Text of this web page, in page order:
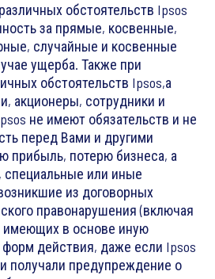
обстоятельств Ipsos
за прямые, косвенные,
случайные и косвенные
ущерба. Также при
обстоятельств Ipsos,а
акционеры, сотрудники и
не имеют обязательств и не
перед Вами и другими
прибыль, потерю бизнеса, а
специальные или иные
из договорных
правонарушения (включая
имеющих в основе иную
действия, даже если Ipsos
получали предупреждение о